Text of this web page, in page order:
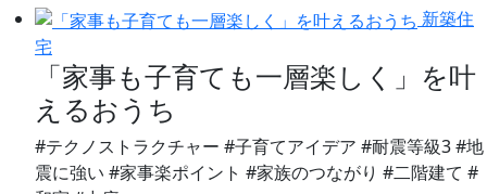
新築住
宅
「家事も子育ても一層楽しく」を叶
えるおうち
#テクノストラクチャー #子育てアイデア #耐震等級3 #地
震に強い #家事楽ポイント #家族のつながり #二階建て #